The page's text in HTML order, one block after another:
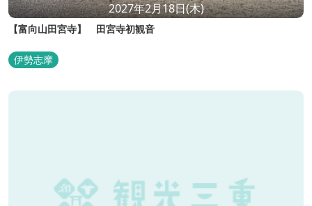
2027年2月18日(木)
【富向山田宮寺】 田宮寺初観音
伊勢志摩